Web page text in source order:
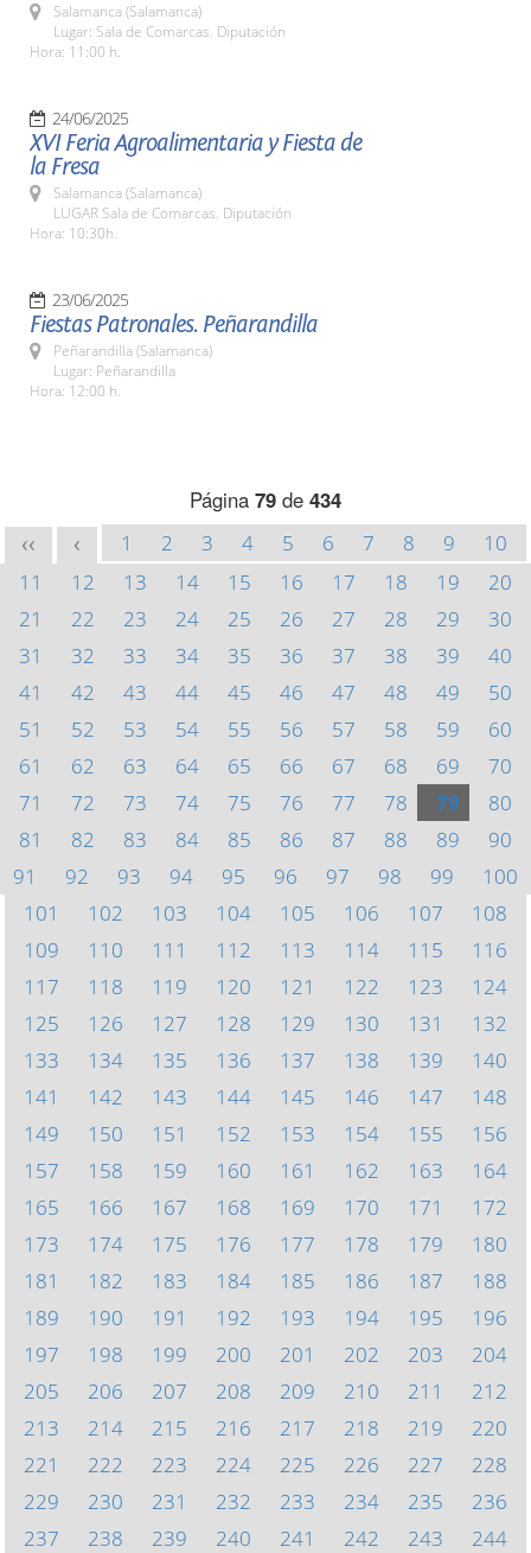
Salamanca (Salamanca)
Lugar: Sala de Comarcas. Diputación
Hora: 11:00 h.
24/06/2025
XVI Feria Agroalimentaria y Fiesta de
la Fresa
Salamanca (Salamanca)
LUGAR Sala de Comarcas. Diputación
Hora: 10:30h.
23/06/2025
Fiestas Patronales. Peñarandilla
Peñarandilla (Salamanca)
Lugar: Peñarandilla
Hora: 12:00 h.
Página 79 de 434
<< < 1 2 3 4 5 6 7 8 9
10
11
12 13 14 15 16 17 18 19
20
21
22 23 24 25 26 27 28 29
30
31
32 33 34 35 36 37 38 39
40
41
42 43 44 45 46 47 48 49
50
51
52 53 54 55 56 57 58 59
60
61
62 63 64 65 66 67 68 69
70
71
72 73 74 75 76 77 78 79
80
81
82 83 84 85 86 87 88 89
90
91
92 93 94 95 96 97 98 99
100
101
102 103 104 105 106 107
108
109
110 111 112 113 114 115
116
117
118 119 120 121 122 123
124
125
126 127 128 129 130 131
132
133
134 135 136 137 138 139
140
141
142 143 144 145 146 147
148
149
150 151 152 153 154 155
156
157
158 159 160 161 162 163
164
165
166 167 168 169 170 171
172
173
174 175 176 177 178 179
180
181
182 183 184 185 186 187
188
189
190 191 192 193 194 195
196
197
198 199 200 201 202 203
204
205
206 207 208 209 210 211
212
213
214 215 216 217 218 219
220
221
222 223 224 225 226 227
228
229
230 231 232 233 234 235
236
237
238 239 240 241 242 243
244